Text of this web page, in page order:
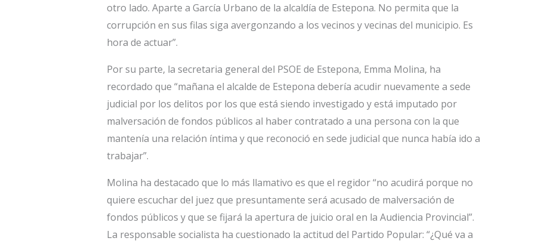
otro lado. Aparte a García Urbano de la alcaldía de Estepona. No permita que la
corrupción en sus filas siga avergonzando a los vecinos y vecinas del municipio. Es
hora de actuar”.
Por su parte, la secretaria general del PSOE de Estepona, Emma Molina, ha
recordado que “mañana el alcalde de Estepona debería acudir nuevamente a sede
judicial por los delitos por los que está siendo investigado y está imputado por
malversación de fondos públicos al haber contratado a una persona con la que
mantenía una relación íntima y que reconoció en sede judicial que nunca había ido a
trabajar”.
Molina ha destacado que lo más llamativo es que el regidor “no acudirá porque no
quiere escuchar del juez que presuntamente será acusado de malversación de
fondos públicos y que se fijará la apertura de juicio oral en la Audiencia Provincial”.
La responsable socialista ha cuestionado la actitud del Partido Popular: “¿Qué va a